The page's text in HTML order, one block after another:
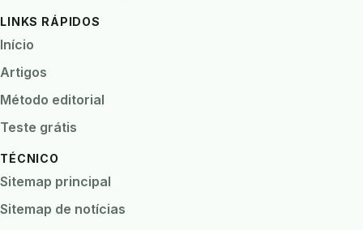
biosseguranca clinica
biossensores
blockchain
bpm
cad cam cadastro paciente
cadeia de custodia
LINKS RÁPIDOS
Início
Artigos
Método editorial
Teste grátis
TÉCNICO
Sitemap principal
Sitemap de notícias